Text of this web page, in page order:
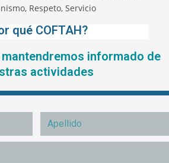
qué COFTAH?
informado de
actividades